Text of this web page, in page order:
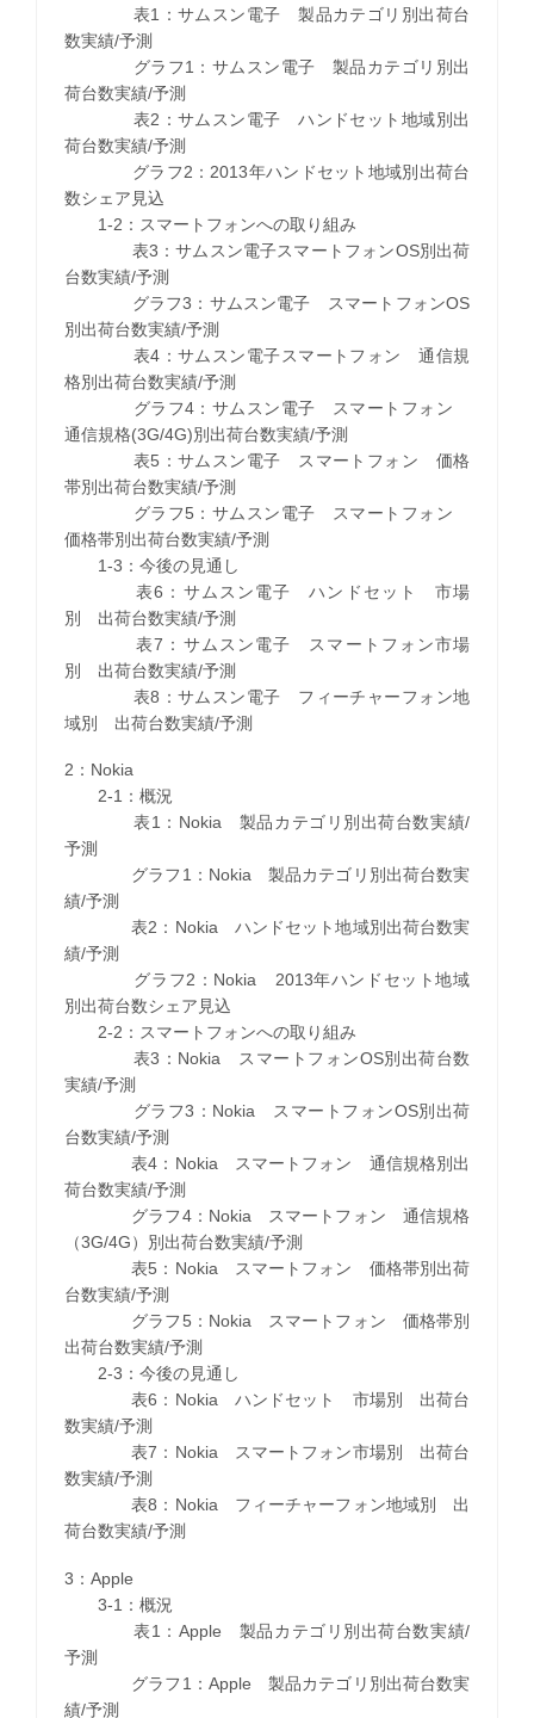
表1：サムスン電子 製品カテゴリ別出荷台
数実績/予測
グラフ1：サムスン電子 製品カテゴリ別出
荷台数実績/予測
表2：サムスン電子 ハンドセット地域別出
荷台数実績/予測
グラフ2：2013年ハンドセット地域別出荷台
数シェア見込
1-2：スマートフォンへの取り組み
表3：サムスン電子スマートフォンOS別出荷
台数実績/予測
グラフ3：サムスン電子 スマートフォンOS
別出荷台数実績/予測
表4：サムスン電子スマートフォン 通信規
格別出荷台数実績/予測
グラフ4：サムスン電子 スマートフォン
通信規格(3G/4G)別出荷台数実績/予測
表5：サムスン電子 スマートフォン 価格
帯別出荷台数実績/予測
グラフ5：サムスン電子 スマートフォン
価格帯別出荷台数実績/予測
1-3：今後の見通し
表6：サムスン電子 ハンドセット 市場
別 出荷台数実績/予測
表7：サムスン電子 スマートフォン市場
別 出荷台数実績/予測
表8：サムスン電子 フィーチャーフォン地
域別 出荷台数実績/予測
2：Nokia
2-1：概況
表1：Nokia 製品カテゴリ別出荷台数実績/
予測
グラフ1：Nokia 製品カテゴリ別出荷台数実
績/予測
表2：Nokia ハンドセット地域別出荷台数実
績/予測
グラフ2：Nokia 2013年ハンドセット地域
別出荷台数シェア見込
2-2：スマートフォンへの取り組み
表3：Nokia スマートフォンOS別出荷台数
実績/予測
グラフ3：Nokia スマートフォンOS別出荷
台数実績/予測
表4：Nokia スマートフォン 通信規格別出
荷台数実績/予測
グラフ4：Nokia スマートフォン 通信規格
（3G/4G）別出荷台数実績/予測
表5：Nokia スマートフォン 価格帯別出荷
台数実績/予測
グラフ5：Nokia スマートフォン 価格帯別
出荷台数実績/予測
2-3：今後の見通し
表6：Nokia ハンドセット 市場別 出荷台
数実績/予測
表7：Nokia スマートフォン市場別 出荷台
数実績/予測
表8：Nokia フィーチャーフォン地域別 出
荷台数実績/予測
3：Apple
3-1：概況
表1：Apple 製品カテゴリ別出荷台数実績/
予測
グラフ1：Apple 製品カテゴリ別出荷台数実
績/予測